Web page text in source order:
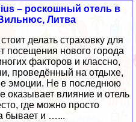
– роскошный отель в
Литва
делать страховку для
посещения нового города
факторов и классно,
проведённый на отдыхе,
эмоции. Не в последнюю
оказывает влияние и отель
где можно просто
бывает и …...